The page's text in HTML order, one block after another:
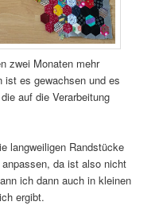
zwei Monaten mehr
ist es gewachsen und es
auf die Verarbeitung
langweiligen Randstücke
da ist also nicht
ich dann auch in kleinen
ergibt.